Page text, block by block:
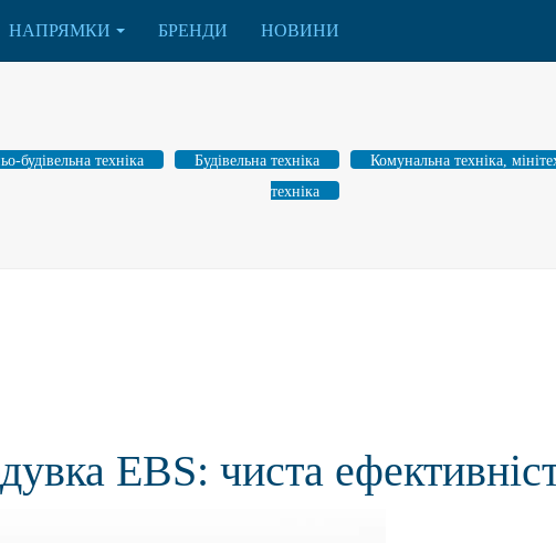
НАПРЯМКИ БРЕНДИ НОВИНИ
будівельна техніка Будівельна техніка
Комунальна техніка,
техніка
ЕBS: чиста